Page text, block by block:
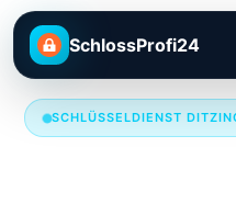
SchlossProfi24
SCHLÜSSELDIENST